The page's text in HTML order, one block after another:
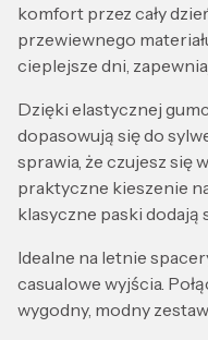
komfort przez cały
przewiewnego
cieplejsze dni,
Dzięki elastycznej
dopasowują się do
sprawia, że czujesz się
praktyczne kieszenie
klasyczne paski
Idealne na letnie
casualowe wyjścia.
wygodny, modny